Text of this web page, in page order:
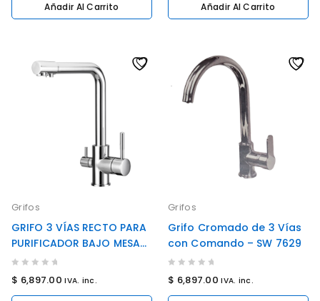
5
Añadir Al Carrito
5
Añadir Al Carrito
Grifos
GRIFO 3 VÍAS RECTO PARA
PURIFICADOR BAJO MESA
(COD: SW-7604)
$ 6,897.00 IVA. inc.
Grifos
Grifo Cromado de 3 Vías
con Comando – SW 7629
$ 6,897.00 IVA. inc.